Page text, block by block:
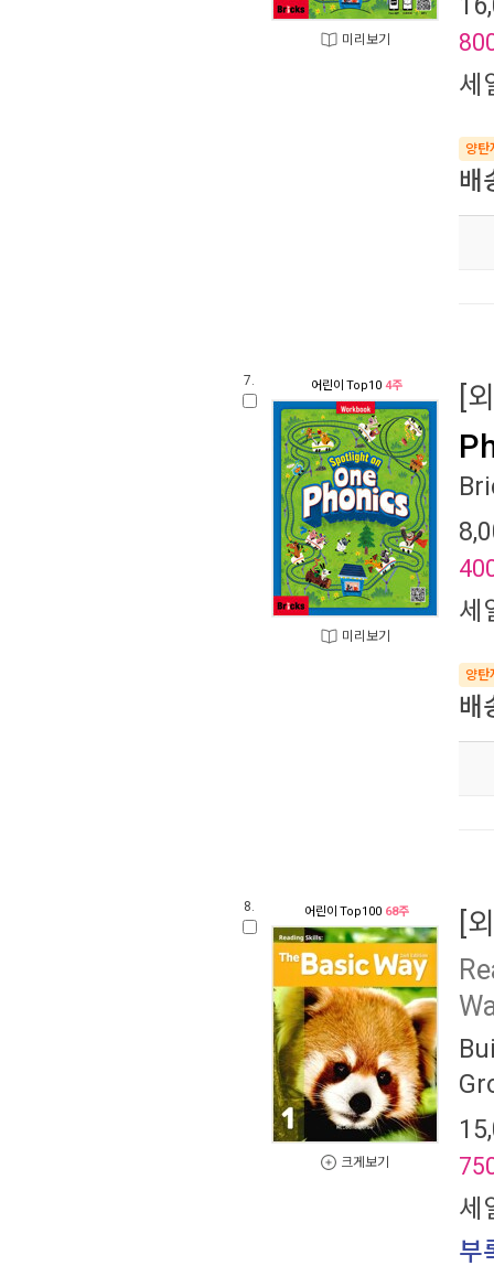
미리보기
세
양탄
배
7. 어린이 Top10 4주
미리보기
[
세
양탄
배
8. 어린이 Top100 68주
크게보기
[
세
부